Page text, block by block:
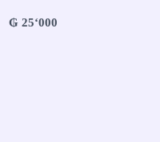
₲25‘000